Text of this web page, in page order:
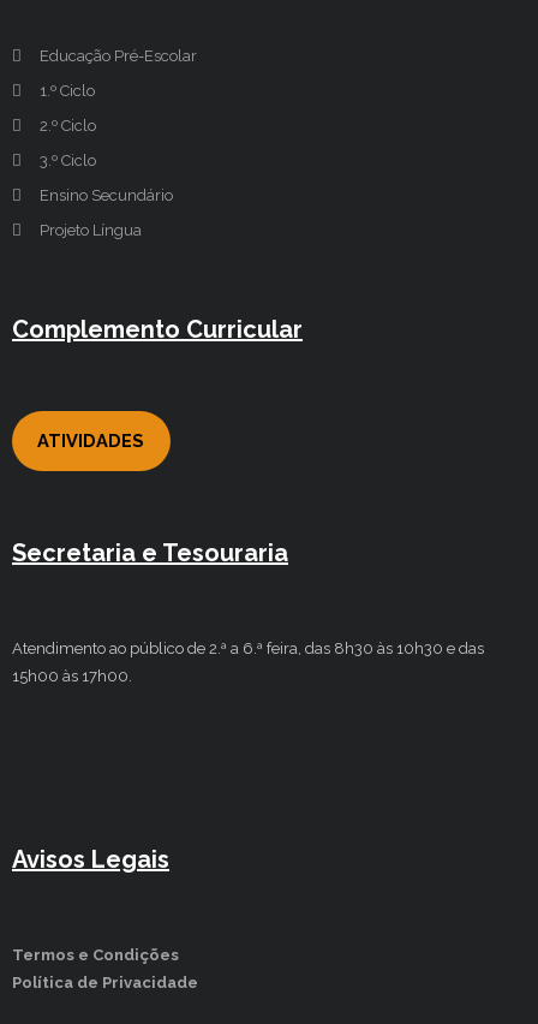
Educação Pré-Escolar
1.º Ciclo
2.º Ciclo
3.º Ciclo
Ensino Secundário
Projeto Língua
Complemento Curricular
ATIVIDADES
Secretaria e Tesouraria
Atendimento ao público de 2.ª a 6.ª feira, das 8h30 às 10h30 e das
15h00 às 17h00.
Avisos Legais
Termos e Condições
Política de Privacidade